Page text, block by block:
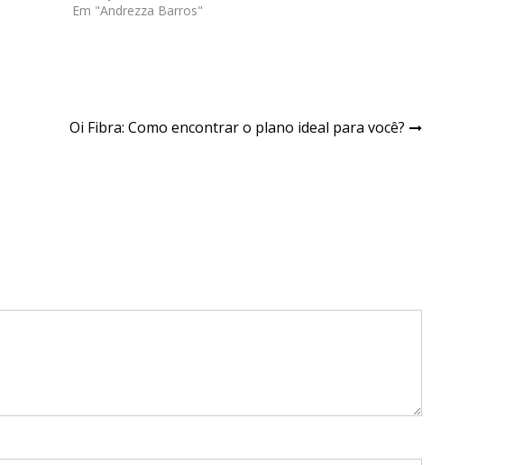
Em "Andrezza Barros"
Oi Fibra: Como encontrar o plano ideal para você?